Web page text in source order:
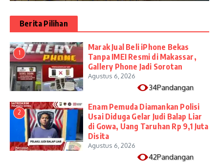
Berita Pilihan
1
​Marak Jual Beli iPhone Bekas
Tanpa IMEI Resmi di Makassar,
Gallery Phone Jadi Sorotan
Agustus 6, 2026
34Pandangan
2
Enam Pemuda Diamankan Polisi
Usai Diduga Gelar Judi Balap Liar
di Gowa, Uang Taruhan Rp 9,1 Juta
Disita
Agustus 6, 2026
42Pandangan